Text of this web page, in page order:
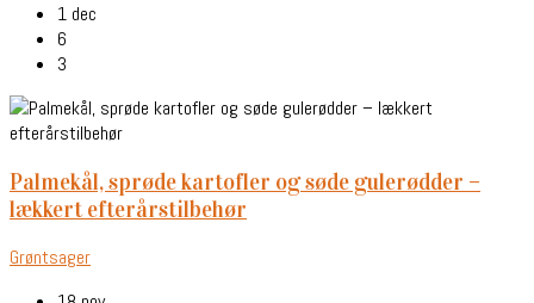
1 dec
6
3
palmekål, sprøde kartofler og søde gulerødder –
lækkert efterårstilbehør
Grøntsager